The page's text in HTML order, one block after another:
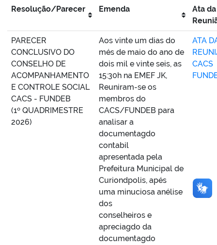
Resolução/Parecer Emenda
Ata da
PARECER
CONCLUSIVO DO
CONSELHO DE
ACOMPANHAMENTO
E CONTROLE SOCIAL
CACS - FUNDEB
(1º QUADRIMESTRE
2026)
Aos vinte um dias do
més de maio do ano de
dois mil e vinte seis, as
15:30h na EMEF JK,
Reuniram-se os
membros do
CACS/FUNDEB para
analisar a
documentagdo
contabil
apresentada pela
Prefeitura Municipal de
Curiondpolis, apés
uma minuciosa anélise
dos
conselheiros e
apreciagdo da
documentagdo
ATA
CACS